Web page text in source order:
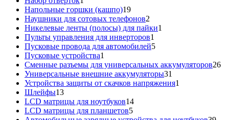
товар
Напольные горшки (кашпо)1919
товаров
Наушники для сотовых телефонов2
товара
Никелевые ленты (полосы) для пайки1
Пульты управления для инверторов1
товар
Пусковые провода для автомобилей55
Пусковые устройства1
товар
Сменные разъемы для универсальных аккумуляторов2626
Универсальные внешние аккумуляторы31
товар
Устройства защиты от скачков напряжения1
Шлейфы1313
товаров
LCD матрицы для ноутбуков1414
LCD матрицы для планшетов55